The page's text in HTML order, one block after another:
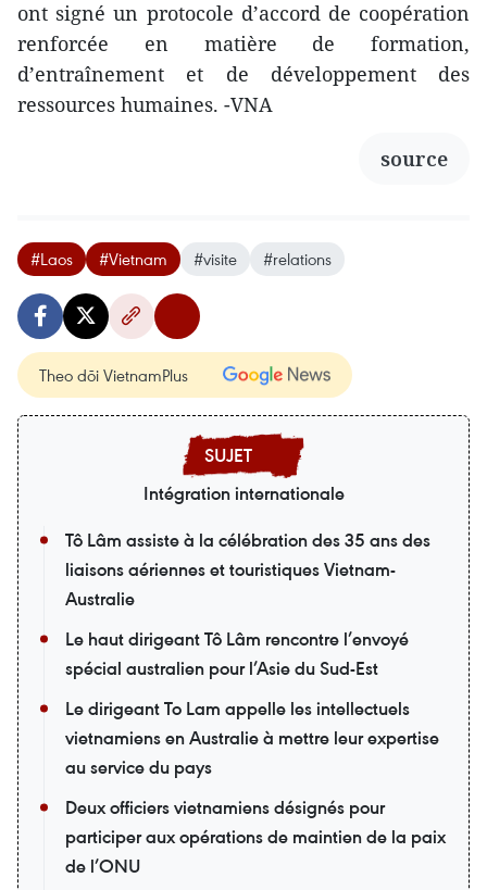
ont signé un protocole d’accord de coopération
renforcée en matière de formation,
d’entraînement et de développement des
ressources humaines. -VNA
source
#Laos #Vietnam #visite #relations
Theo dõi VietnamPlus
Intégration internationale
Tô Lâm assiste à la célébration des 35 ans des
liaisons aériennes et touristiques Vietnam-
Australie
Le haut dirigeant Tô Lâm rencontre l’envoyé
spécial australien pour l’Asie du Sud-Est
Le dirigeant To Lam appelle les intellectuels
vietnamiens en Australie à mettre leur expertise
au service du pays
Deux officiers vietnamiens désignés pour
participer aux opérations de maintien de la paix
de l’ONU